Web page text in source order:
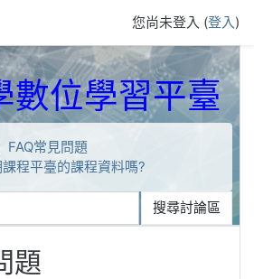
您尚未登入 (登入)
數位學習平臺
FAQ常見問題
程平臺的課程資料嗎?
搜尋討論區
題